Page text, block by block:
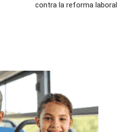
contra la reforma laboral